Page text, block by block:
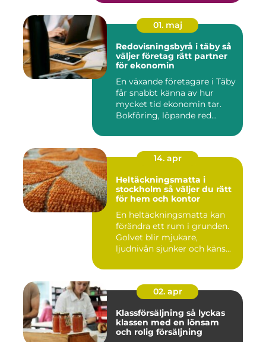
01. maj
Redovisningsbyrå i täby så
väljer företag rätt partner
för ekonomin
En växande företagare i Täby
får snabbt känna av hur
mycket tid ekonomin tar.
Bokföring, löpande red...
14. apr
Heltäckningsmatta i
stockholm så väljer du rätt
för hem och kontor
En heltäckningsmatta kan
förändra ett rum i grunden.
Golvet blir mjukare,
ljudnivån sjunker och käns...
02. apr
Klassförsäljning så lyckas
klassen med en lönsam
och rolig försäljning